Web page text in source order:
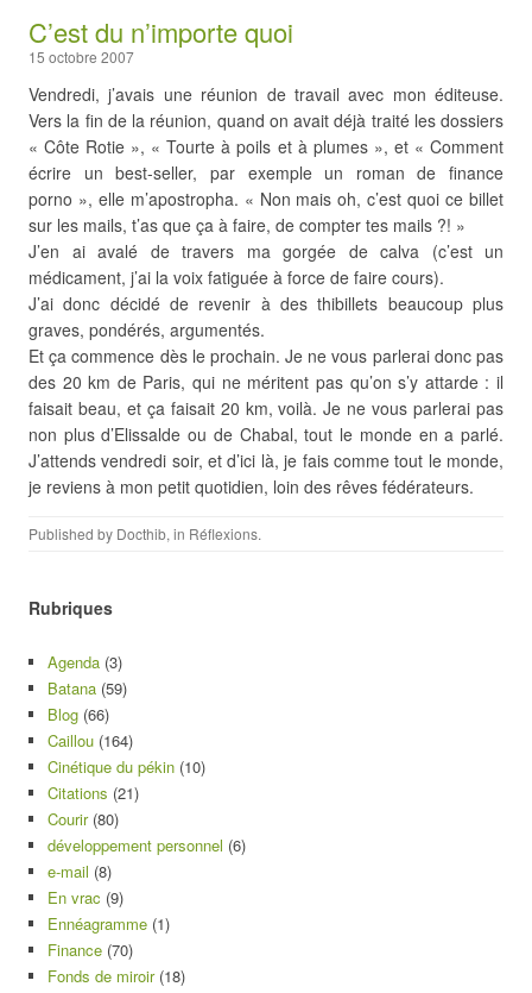
C’est du n’importe quoi
15 octobre 2007
Vendredi, j’avais une réunion de travail avec mon éditeuse.
Vers la fin de la réunion, quand on avait déjà traité les dossiers
« Côte Rotie », « Tourte à poils et à plumes », et « Comment
écrire un best-seller, par exemple un roman de finance
porno », elle m’apostropha. « Non mais oh, c’est quoi ce billet
sur les mails, t’as que ça à faire, de compter tes mails ?! »
J’en ai avalé de travers ma gorgée de calva (c’est un
médicament, j’ai la voix fatiguée à force de faire cours).
J’ai donc décidé de revenir à des thibillets beaucoup plus
graves, pondérés, argumentés.
Et ça commence dès le prochain. Je ne vous parlerai donc pas
des 20 km de Paris, qui ne méritent pas qu’on s’y attarde : il
faisait beau, et ça faisait 20 km, voilà. Je ne vous parlerai pas
non plus d’Elissalde ou de Chabal, tout le monde en a parlé.
J’attends vendredi soir, et d’ici là, je fais comme tout le monde,
je reviens à mon petit quotidien, loin des rêves fédérateurs.
Published by Docthib, in Réflexions.
Rubriques
Agenda (3)
Batana (59)
Blog (66)
Caillou (164)
Cinétique du pékin (10)
Citations (21)
Courir(80)
développement personnel (6)
e-mail (8)
En vrac (9)
Ennéagramme (1)
Finance (70)
Fonds de miroir(18)